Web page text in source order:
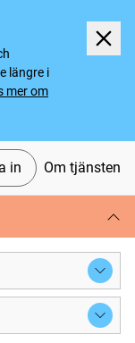
längre i
mer om
in Om tjänsten